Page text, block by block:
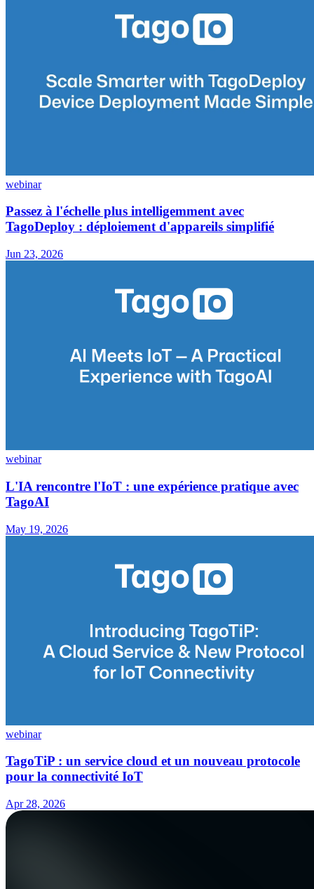
webinar
Passez à l'échelle plus intelligemment avec
TagoDeploy : déploiement d'appareils simplifié
Jun 23, 2026
webinar
L'IA rencontre l'IoT : une expérience pratique avec
TagoAI
May 19, 2026
webinar
TagoTiP : un service cloud et un nouveau protocole
pour la connectivité IoT
Apr 28, 2026